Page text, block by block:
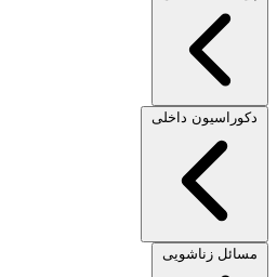
دکوراسیون داخلی
مسائل زناشویی